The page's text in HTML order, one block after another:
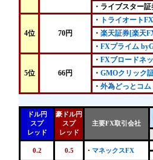
・ライブスター証
4位 70円
・
トライオートFX
・ 楽天証券[楽天
・ FXプライム
5位 66円
・ FXブロードネ
・ GMOクリック
・ 外為どっとコム
ドル円
スプ
レッド
豪ドル円
スプ
レッド
主要FX取引会社
0.2 0.5 ・ マネックスFX